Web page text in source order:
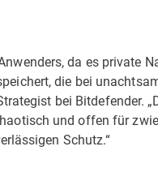
da es private
die bei
bei Bitdefender.
und offen für
Schutz.“